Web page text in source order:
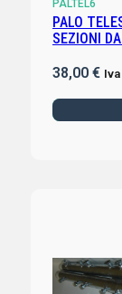
PALTEL6
PALO
SEZIONI
38,00 €